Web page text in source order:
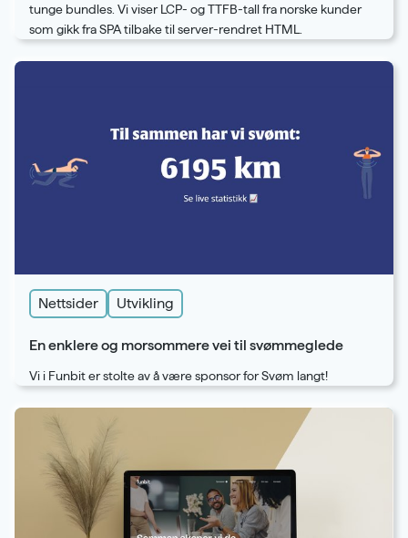
tunge bundles. Vi viser LCP- og TTFB-tall fra norske kunder
som gikk fra SPA tilbake til server-rendret HTML.
Nettsider Utvikling
En enklere og morsommere vei til svømmeglede
Vi i Funbit er stolte av å være sponsor for Svøm langt!